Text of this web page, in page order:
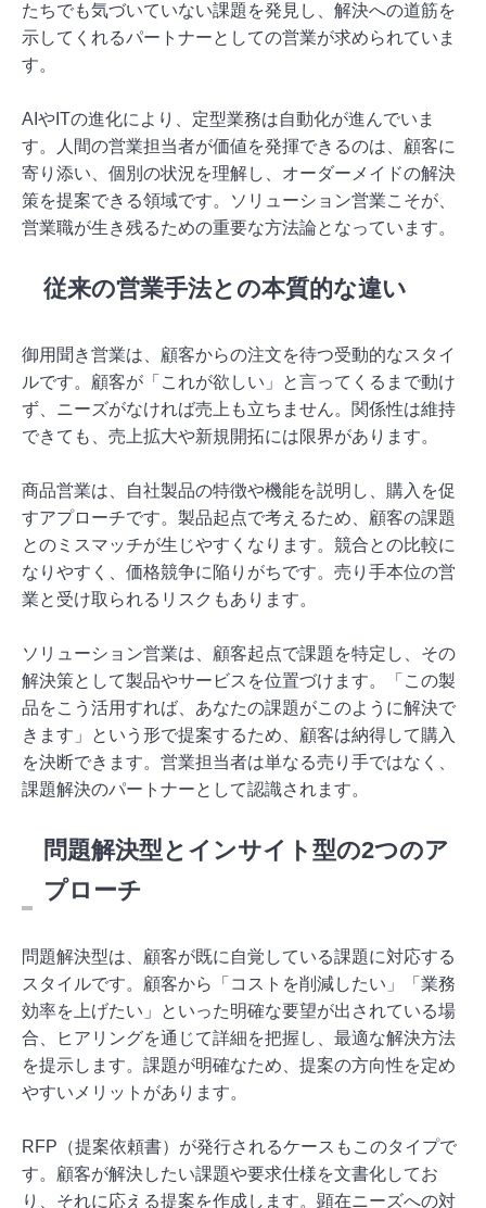
たちでも気づいていない課題を発見し、解決への道筋を
示してくれるパートナーとしての営業が求められていま
す。
AIやITの進化により、定型業務は自動化が進んでいま
す。人間の営業担当者が価値を発揮できるのは、顧客に
寄り添い、個別の状況を理解し、オーダーメイドの解決
策を提案できる領域です。ソリューション営業こそが、
営業職が生き残るための重要な方法論となっています。
従来の営業手法との本質的な違い
御用聞き営業は、顧客からの注文を待つ受動的なスタイ
ルです。顧客が「これが欲しい」と言ってくるまで動け
ず、ニーズがなければ売上も立ちません。関係性は維持
できても、売上拡大や新規開拓には限界があります。
商品営業は、自社製品の特徴や機能を説明し、購入を促
すアプローチです。製品起点で考えるため、顧客の課題
とのミスマッチが生じやすくなります。競合との比較に
なりやすく、価格競争に陥りがちです。売り手本位の営
業と受け取られるリスクもあります。
ソリューション営業は、顧客起点で課題を特定し、その
解決策として製品やサービスを位置づけます。「この製
品をこう活用すれば、あなたの課題がこのように解決で
きます」という形で提案するため、顧客は納得して購入
を決断できます。営業担当者は単なる売り手ではなく、
課題解決のパートナーとして認識されます。
問題解決型とインサイト型の2つのア
プローチ
問題解決型は、顧客が既に自覚している課題に対応する
スタイルです。顧客から「コストを削減したい」「業務
効率を上げたい」といった明確な要望が出されている場
合、ヒアリングを通じて詳細を把握し、最適な解決方法
を提示します。課題が明確なため、提案の方向性を定め
やすいメリットがあります。
RFP（提案依頼書）が発行されるケースもこのタイプで
す。顧客が解決したい課題や要求仕様を文書化してお
り、それに応える提案を作成します。顕在ニーズへの対